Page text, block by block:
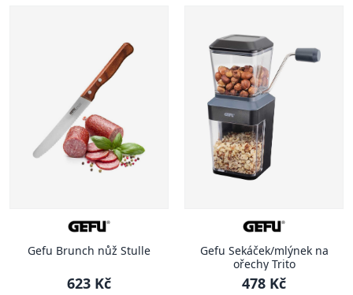
Gefu Brunch nůž Stulle
623 Kč
Gefu Sekáček/mlýnek na
ořechy Trito
478 Kč